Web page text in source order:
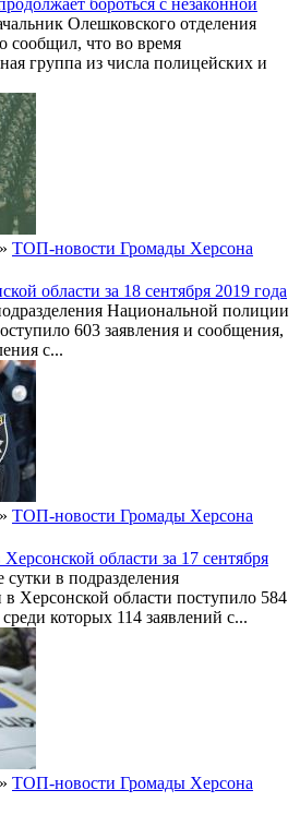
Олешковского отделения
сообщил, что во время
группа из числа полицейских и
» ТОП-новости Громады Херсона
области за 18 сентября 2019 года
Национальной полиции
603 заявления и сообщения,
с...
» ТОП-новости Громады Херсона
области за 17 сентября
в подразделения
Херсонской области поступило 584
которых 114 заявлений с...
» ТОП-новости Громады Херсона